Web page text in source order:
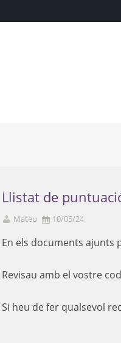
Llistat de
Mateu 10/05/24
En els documents ajunts
Revisau amb el vostre
Si heu de fer qualsevol